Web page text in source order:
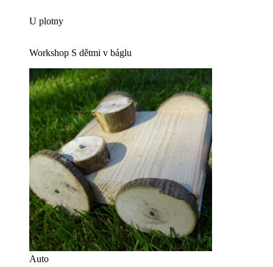
U plotny
Workshop S dětmi v báglu
Auto